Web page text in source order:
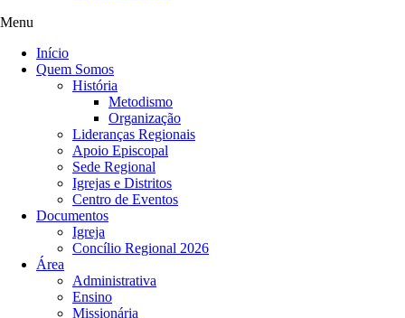
Menu
Início
Quem Somos
História
Metodismo
Organização
Lideranças Regionais
Apoio Episcopal
Sede Regional
Igrejas e Distritos
Centro de Eventos
Documentos
Igreja
Concílio Regional 2026
Área
Administrativa
Ensino
Missionária